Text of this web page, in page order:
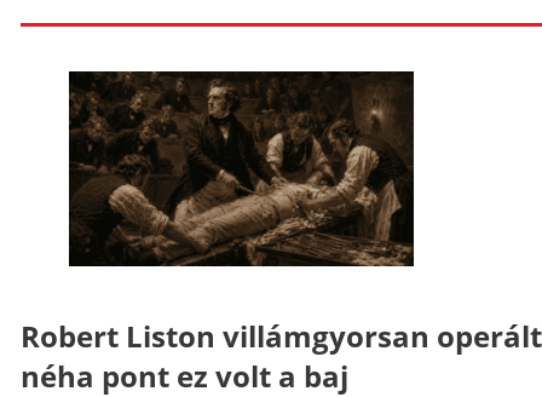
Robert Liston villámgyorsan
néha pont ez volt a baj